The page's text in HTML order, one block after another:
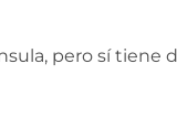
pero sí tiene